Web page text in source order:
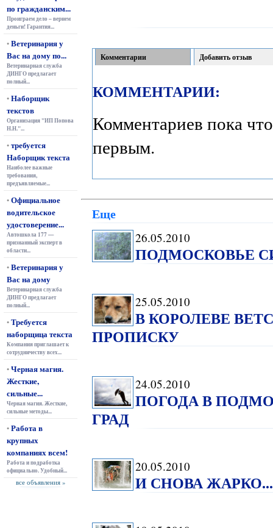
по гражданским...
Проиграем дело – вернем
деньги! Гарантия...
•Ветеринария у
Вас на дому по...
Ветеринарная служба
ДИНГО предлагает
полный...
•Наборщик
текстов
Организация "ИП Попова
Н.Н."...
•требуется
Наборщик текста
Наиболее важные
требования,
предъявляемые...
•Официальное
водительское
удостоверение...
Автошкола 177 —
признанный эксперт в
области...
•Ветеринария у
Вас на дому
Ветеринарная служба
ДИНГО предлагает
полный...
•Требуется
наборщица текста
Компания приглашает к
сотрудничеству всех...
•Черная магия.
Жесткие,
сильные...
Черная магия. Жесткие,
сильные методы...
•Работа в
крупных
компаниях всем!
Работа и подработка
официально. Удобный...
все объявления »
Комментарии Добавить отзыв
КОММЕНТАРИИ:
Комментариев пока
первым.
Еще
26.05.2010
ПОДМОСКОВЬЕ
25.05.2010
В КОРОЛЕВЕ
ПРОПИСКУ
24.05.2010
ПОГОДА В
ГРАД
20.05.2010
И СНОВА ЖАРКО...